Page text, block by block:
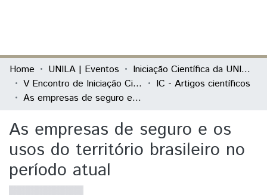
Communities & Collections
All of DSpace
Home UNILA | Eventos
Iniciação Científica da UNILA (IC)
V Encontro de Iniciação Científica e I Encontro Anual de Iniciação ao Desenvolvimento Tecnológico e Inovação
IC - Artigos científicos
As empresas de seguro e os usos do território brasileiro no período atual
As empresas de seguro e os
usos do território brasileiro no
período atual